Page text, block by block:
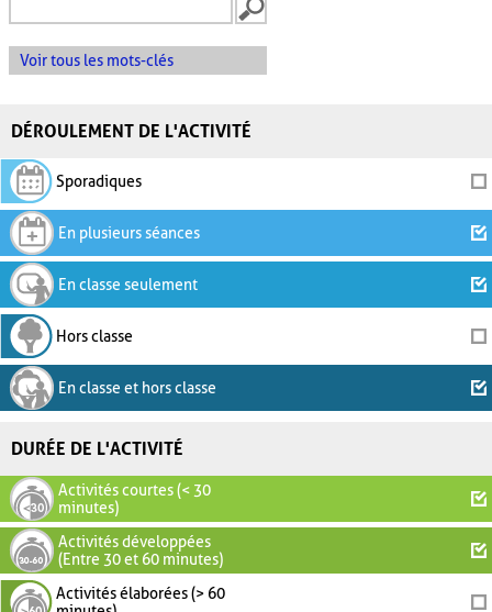
Voir tous les mots-clés
DÉROULEMENT DE L'ACTIVITÉ
Sporadiques
En plusieurs séances
En classe seulement
Hors classe
En classe et hors classe
DURÉE DE L'ACTIVITÉ
Activités courtes (< 30
minutes)
Activités développées
(Entre 30 et 60 minutes)
Activités élaborées (> 60